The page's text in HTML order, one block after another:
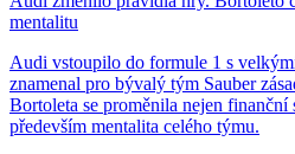
mentalitu
Audi vstoupilo do formule 1 s
znamenal pro bývalý tým Sauber
Bortoleta se proměnila nejen finanční
především mentalita celého týmu.